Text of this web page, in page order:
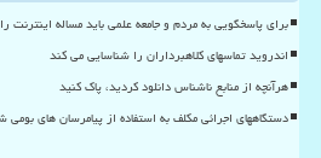
برای پاسخگویی به مردم و جامعه علمی باید مساله اینترنت
اندروید تماسهای کلاهبرداران را شناسایی می کند
هرآنچه از منابع ناشناس دانلود کردید، پاک کنید
دستگاههای اجرائی مکلف به استفاده از پیامرسان های بومی